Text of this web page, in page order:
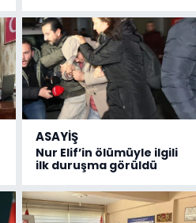
ASAYİŞ
Nur Elif’in ölümüyle ilgili
ilk duruşma görüldü